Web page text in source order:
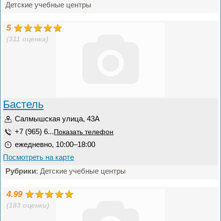
Детские учебные центры
5
(311 оценка)
Бастель
Салмышская улица, 43А
+7 (965) 6... Показать телефон
ежедневно, 10:00–18:00
Посмотреть на карте
Рубрики: Детские учебные центры
4.99
(183 оценки)